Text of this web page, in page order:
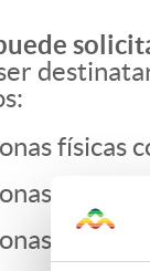
físicas
físicas
físicas